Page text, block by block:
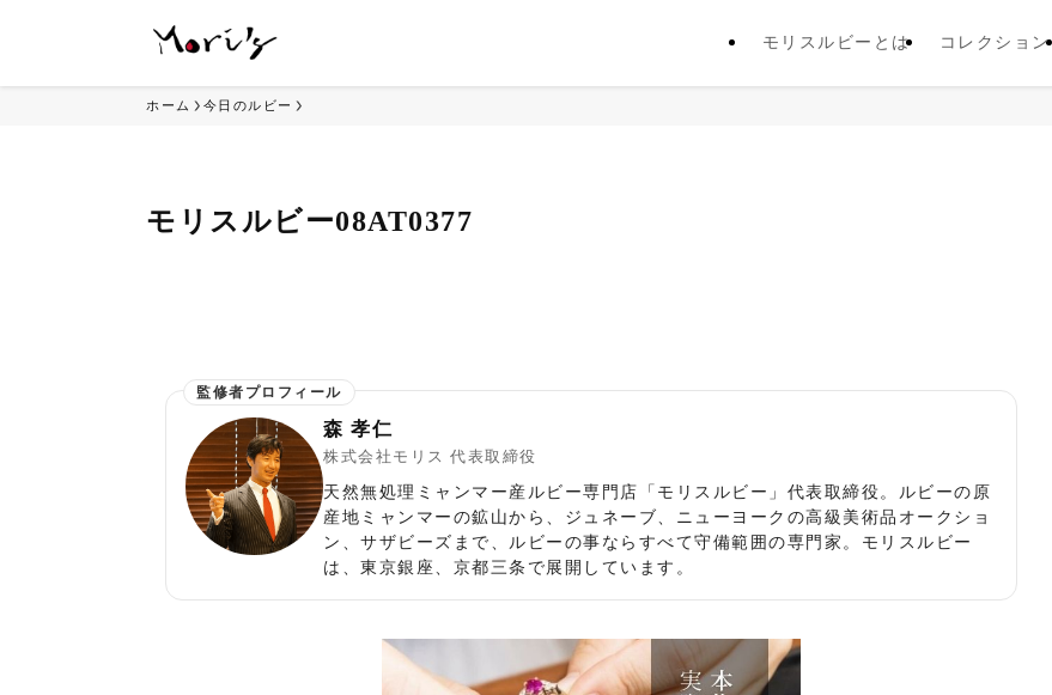
モリスルビーとは コレクション
ホーム 今日のルビー
モリスルビー08AT0377
森 孝仁
株式会社モリス 代表取締役
天然無処理ミャンマー産ルビー専門店「モリスルビー」代表取締役。ルビーの原
産地ミャンマーの鉱山から、ジュネーブ、ニューヨークの高級美術品オークショ
ン、サザビーズまで、ルビーの事ならすべて守備範囲の専門家。モリスルビー
は、東京銀座、京都三条で展開しています。